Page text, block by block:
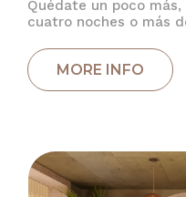
Quédate un poco
cuatro noches o más